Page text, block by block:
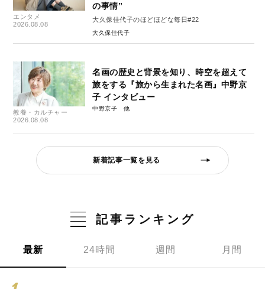
エンタメ
2026.08.08
の事情”
大久保佳代子のほどほどな毎日#22
大久保佳代子
教養・カルチャー
2026.08.08
名画の歴史と背景を知り、時空を超えて
旅をする『旅から生まれた名画』中野京
子 インタビュー
中野京子
新着記事一覧を見る
記事ランキング
最新 24時間 週間 月間